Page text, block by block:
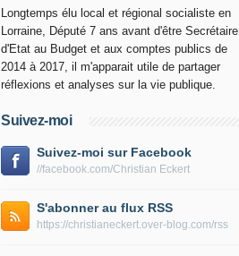
Longtemps élu local et régional socialiste en
Lorraine, Député 7 ans avant d'être Secrétaire
d'Etat au Budget et aux comptes publics de
2014 à 2017, il m'apparait utile de partager
réflexions et analyses sur la vie publique.
Suivez-moi
Suivez-moi sur Facebook
//facebook.com/Christian Eckert
S'abonner au flux RSS
https://christianeckert.over-blog.com/rss